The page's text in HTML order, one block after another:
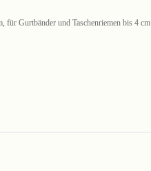
für Gurtbänder und Taschenriemen bis 4 cm